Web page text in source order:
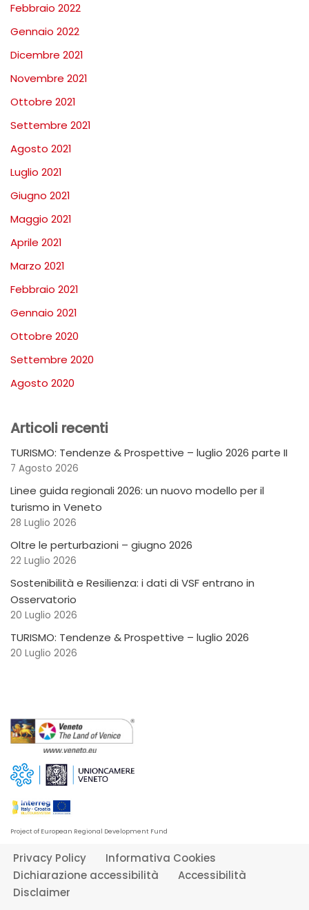
Febbraio 2022
Gennaio 2022
Dicembre 2021
Novembre 2021
Ottobre 2021
Settembre 2021
Agosto 2021
Luglio 2021
Giugno 2021
Maggio 2021
Aprile 2021
Marzo 2021
Febbraio 2021
Gennaio 2021
Ottobre 2020
Settembre 2020
Agosto 2020
Articoli recenti
TURISMO: Tendenze & Prospettive – luglio 2026 parte II
7 Agosto 2026
Linee guida regionali 2026: un nuovo modello per il
turismo in Veneto
28 Luglio 2026
Oltre le perturbazioni – giugno 2026
22 Luglio 2026
Sostenibilità e Resilienza: i dati di VSF entrano in
Osservatorio
20 Luglio 2026
TURISMO: Tendenze & Prospettive – luglio 2026
20 Luglio 2026
Project of European Regional Development Fund
Privacy Policy
Informativa Cookies
Dichiarazione accessibilità
Accessibilità
Disclaimer